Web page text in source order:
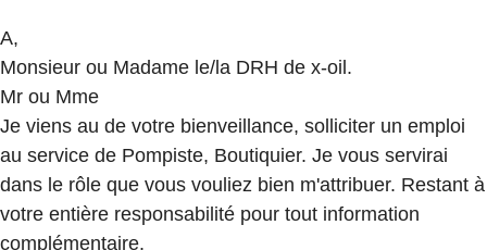
A,
Monsieur ou Madame le/la DRH de x-oil.
Mr ou Mme
Je viens au de votre bienveillance, solliciter un emploi
au service de Pompiste, Boutiquier. Je vous servirai
dans le rôle que vous vouliez bien m'attribuer. Restant à
votre entière responsabilité pour tout information
complémentaire.